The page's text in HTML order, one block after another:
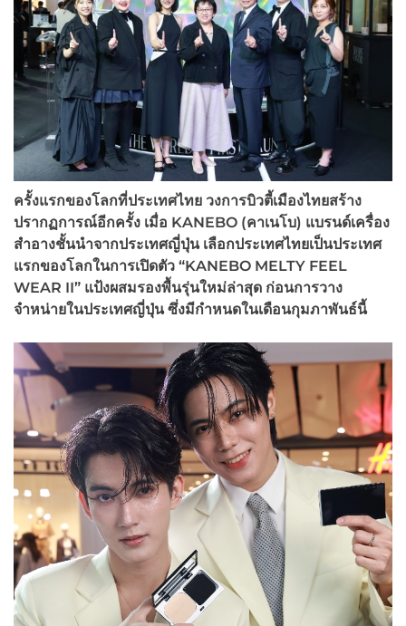
ครั้งแรกของโลกที่ประเทศไทย วงการบิวตี้เมืองไทยสร้าง
ปรากฏการณ์อีกครั้ง เมื่อ KANEBO (คาเนโบ) แบรนด์เครื่อง
สำอางชั้นนำจากประเทศญี่ปุ่น เลือกประเทศไทยเป็นประเทศ
แรกของโลกในการเปิดตัว “KANEBO MELTY FEEL
WEAR II” แป้งผสมรองพื้นรุ่นใหม่ล่าสุด ก่อนการวาง
จำหน่ายในประเทศญี่ปุ่น ซึ่งมีกำหนดในเดือนกุมภาพันธ์นี้